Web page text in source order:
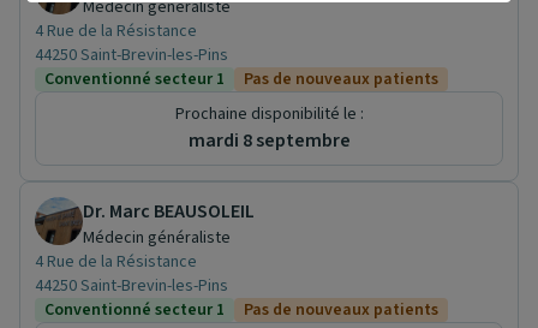
Médecin généraliste
4 Rue de la Résistance
44250 Saint-Brevin-les-Pins
Conventionné secteur 1
Pas de nouveaux patients
Prochaine disponibilité le :
mardi 8 septembre
Dr. Marc BEAUSOLEIL
Médecin généraliste
4 Rue de la Résistance
44250 Saint-Brevin-les-Pins
Conventionné secteur 1
Pas de nouveaux patients